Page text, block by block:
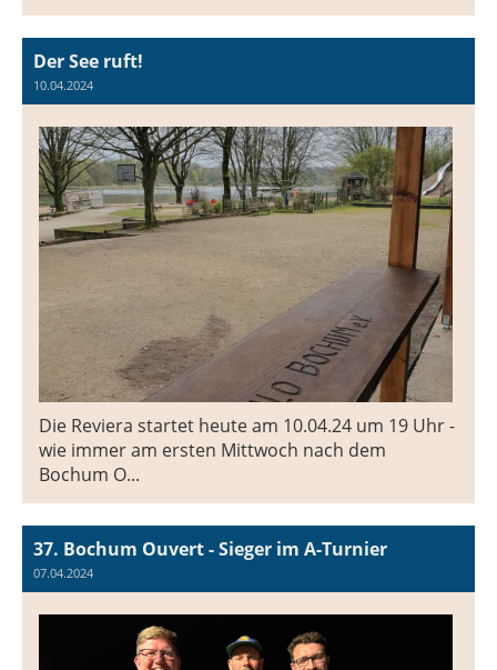
Der See ruft!
10.04.2024
Die Reviera startet heute am 10.04.24 um 19 Uhr -
wie immer am ersten Mittwoch nach dem
Bochum O...
37. Bochum Ouvert - Sieger im A-Turnier
07.04.2024